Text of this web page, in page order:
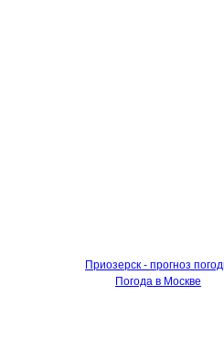
Приозерск - прогноз
Погода в Москве